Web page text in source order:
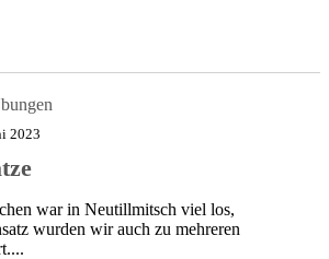
2023
war in Neutillmitsch viel los,
wurden wir auch zu mehreren